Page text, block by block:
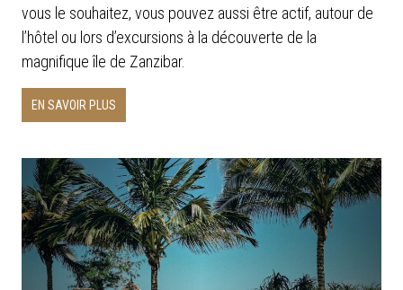
vous le souhaitez, vous pouvez aussi être actif, autour de
l’hôtel ou lors d’excursions à la découverte de la
magnifique île de Zanzibar.
EN SAVOIR PLUS